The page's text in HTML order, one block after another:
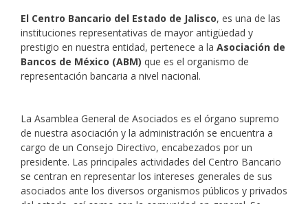
El Centro Bancario del Estado de Jalisco, es una de las
instituciones representativas de mayor antigüedad y
prestigio en nuestra entidad, pertenece a la Asociación de
Bancos de México (ABM) que es el organismo de
representación bancaria a nivel nacional.
La Asamblea General de Asociados es el órgano supremo
de nuestra asociación y la administración se encuentra a
cargo de un Consejo Directivo, encabezados por un
presidente. Las principales actividades del Centro Bancario
se centran en representar los intereses generales de sus
asociados ante los diversos organismos públicos y privados